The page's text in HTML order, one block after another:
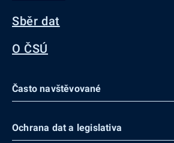
Sběr dat
O ČSÚ
Často navštěvované
Ochrana dat a legislativa